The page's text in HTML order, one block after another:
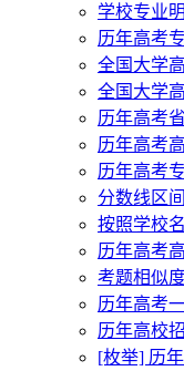
学校专业
历年高考
全国大学
全国大学
历年高考
历年高考
历年高考
分数线区
按照学校
历年高考
考题相似
历年高考
历年高校
[枚举] 历